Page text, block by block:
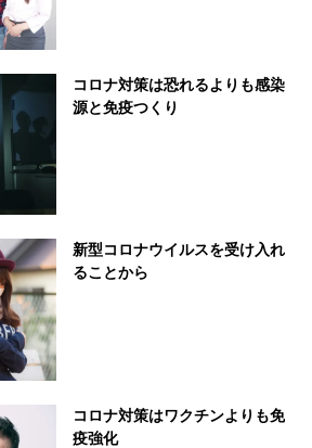
コロナ対策は恐れるよりも感染
源と免疫つくり
新型コロナウイルスを受け入れ
ることから
コロナ対策はワクチンよりも免
疫強化